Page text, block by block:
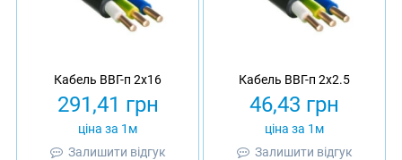
Кабель ВВГ-п 2х16
291,41 грн
ціна за 1м
Залишити відгук
Кабель ВВГ-п 2х2.5
46,43 грн
ціна за 1м
Залишити відгук